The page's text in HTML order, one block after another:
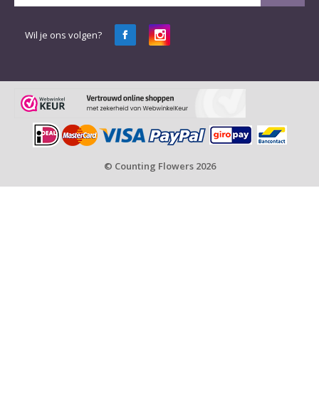
Wil je ons volgen?
© Counting Flowers 2026